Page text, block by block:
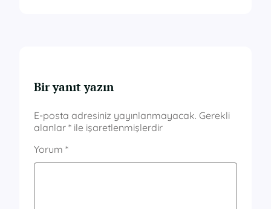
Bir yanıt yazın
E-posta adresiniz yayınlanmayacak. Gerekli
alanlar * ile işaretlenmişlerdir
Yorum *